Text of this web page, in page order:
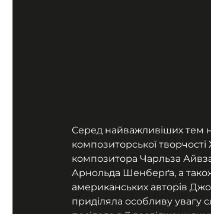
Серед найважливіших тем
композиторської
композитора Чарльза
Арнольда Шенберґа, а
американських авторів
приділяла особливу увагу